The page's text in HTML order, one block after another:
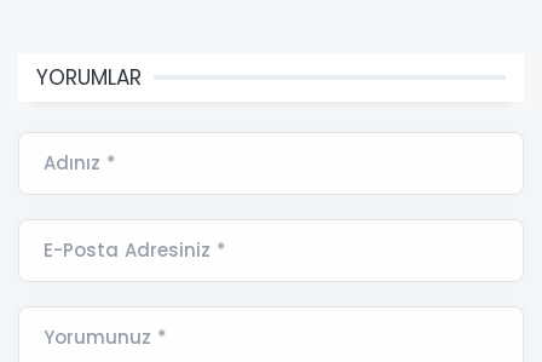
YORUMLAR
Adınız *
E-Posta Adresiniz *
Yorumunuz *